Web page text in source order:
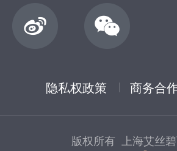
隐私权政策 商务合
版权所有 上海艾丝